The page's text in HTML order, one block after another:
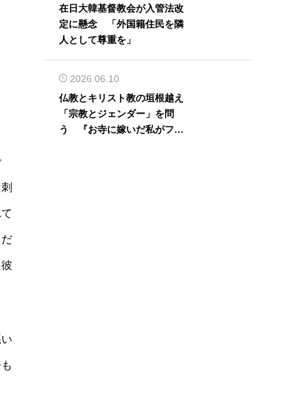
在日大韓基督教会が入管法改
定に懸念 「外国籍住民を隣
人として尊重を」
2026.06.10
仏教とキリスト教の垣根越え
「宗教とジェンダー」を問
う 『お寺に嫁いだ私がフェ